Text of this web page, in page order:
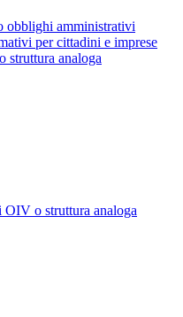
obblighi amministrativi
per cittadini e imprese
struttura analoga
OIV o struttura analoga